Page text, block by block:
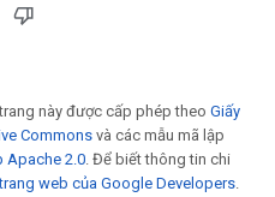
này được cấp phép theo Giấy
Commons và các mẫu mã lập
Apache 2.0. Để biết thông tin chi
web của Google Developers.